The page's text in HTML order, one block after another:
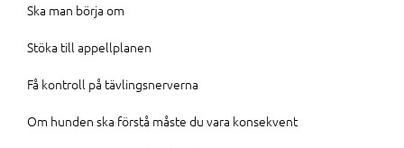
Ska man börja om
Stöka till appellplanen
Få kontroll på tävlingsnerverna
Om hunden ska förstå måste du vara konsekvent